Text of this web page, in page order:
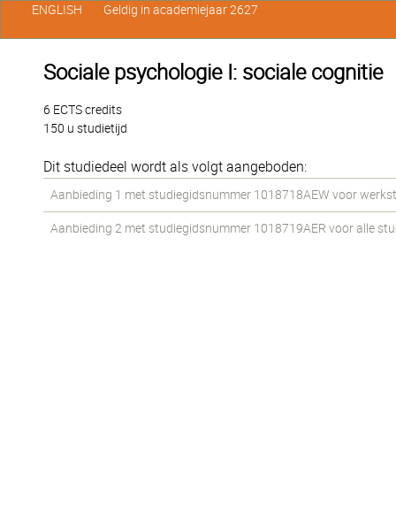
Sociale psychologie I: sociale cognitie
6 ECTS credits
150 u studietijd
Dit studiedeel wordt als volgt aangeboden:
Aanbieding 1 met studiegidsnummer 1018718AEW voor
Aanbieding 2 met studiegidsnummer 1018719AER voor alle
ENGLISH Geldig in academiejaar 2627